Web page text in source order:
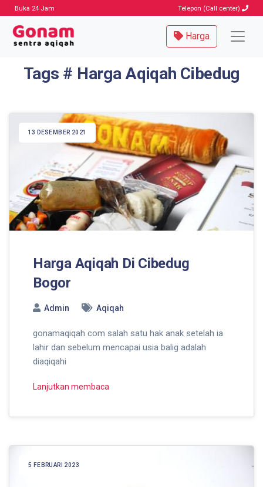
Buka 24 Jam Telepon (Call center)
Harga
Tags # Harga Aqiqah Cibedug
13 DESEMBER 2021
Harga Aqiqah Di Cibedug
Bogor
Admin Aqiqah
gonamaqiqah com salah satu hak anak setelah ia
lahir dan sebelum mencapai usia balig adalah
diaqiqahi
Lanjutkan membaca
5 FEBRUARI 2023